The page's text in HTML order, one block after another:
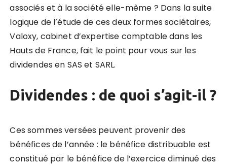
associés et à la société elle-même ? Dans la suite
logique de l’étude de ces deux formes sociétaires,
Valoxy, cabinet d’expertise comptable dans les
Hauts de France, fait le point pour vous sur les
dividendes en SAS et SARL.
Dividendes : de quoi s’agit-il ?
Ces sommes versées peuvent provenir des
bénéfices de l’année : le bénéfice distribuable est
constitué par le bénéfice de l’exercice diminué des